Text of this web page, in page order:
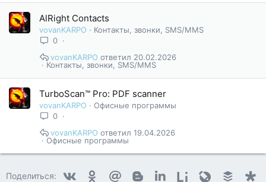
AlRight Contacts
vovanKARPO
Контакты, звонки, SMS/MMS
0
Контакты, звонки, SMS/MMS
20.02.2026
vovanKARPO
TurboScan™ Pro: PDF scanner
vovanKARPO
Офисные программы
0
Офисные программы
19.04.2026
vovanKARPO
Поделиться: VkontakteOdnoklassniki
Mail.ru Blogger LinkedinLiveinternet
Livejournal
Buffer